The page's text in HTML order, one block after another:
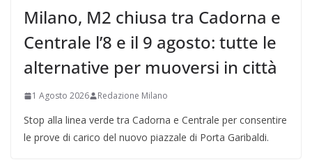
Milano, M2 chiusa tra Cadorna e
Centrale l’8 e il 9 agosto: tutte le
alternative per muoversi in città
1 Agosto 2026 Redazione Milano
Stop alla linea verde tra Cadorna e Centrale per consentire
le prove di carico del nuovo piazzale di Porta Garibaldi.